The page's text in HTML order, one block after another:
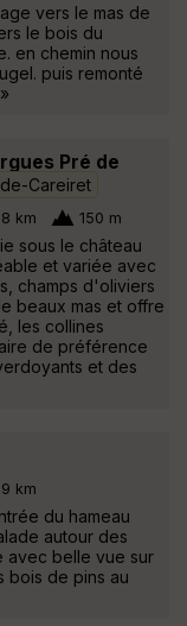
vers le mas de
le bois du
en chemin nous
puis remonté
Pré de
Careiret
8 km 150 m
sous le château
et variée avec
champs d'oliviers
beaux mas et offre
les collines
de préférence
et des
9 km
du hameau
autour des
avec belle vue sur
bois de pins au